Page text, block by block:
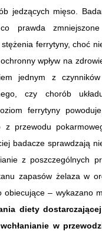
jedzących mięso.
prawda
ferrytyny, choć
wpływ na
jednym z czynników
czy chorób
ferrytyny
z przewodu
badacze sprawdzają
z poszczególnych
zapasów żelaza w
obiecujące – wykazano
diety dostarczającej
w